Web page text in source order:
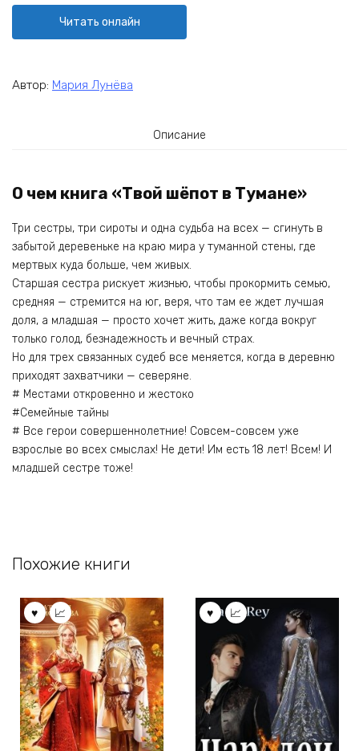
Читать онлайн
Автор: Мария Лунёва
Описание
О чем книга «Твой шёпот в Тумане»
Три сестры, три сироты и одна судьба на всех — сгинуть в
забытой деревеньке на краю мира у туманной стены, где
мертвых куда больше, чем живых.
Старшая сестра рискует жизнью, чтобы прокормить семью,
средняя — стремится на юг, веря, что там ее ждет лучшая
доля, а младшая — просто хочет жить, даже когда вокруг
только голод, безнадежность и вечный страх.
Но для трех связанных судеб все меняется, когда в деревню
приходят захватчики — северяне.
# Местами откровенно и жестоко
#Семейные тайны
# Все герои совершеннолетние! Совсем-совсем уже
взрослые во всех смыслах! Не дети! Им есть 18 лет! Всем! И
младшей сестре тоже!
Похожие книги